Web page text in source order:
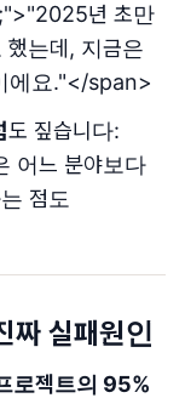
"2025년 초만
는데, 지금은
에요."</span>
도 짚습니다:
어느 분야보다
점도
짜 실패원인
로젝트의 95%